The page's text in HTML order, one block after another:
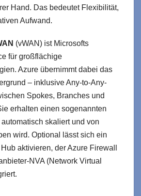
Hand. Das bedeutet Flexibilität,
Aufwand.
(vWAN) ist Microsofts
für großflächige
Azure übernimmt dabei das
– inklusive Any-to-Any-
Spokes, Branches und
erhalten einen sogenannten
skaliert und von
wird. Optional lässt sich ein
aktivieren, der Azure Firewall
NVA (Network Virtual